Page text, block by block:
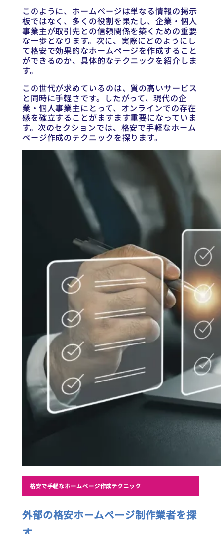
このように、ホームページは単なる情報の掲示
板ではなく、多くの役割を果たし、企業・個人
事業主が取引先との信頼関係を築くための重要
な一歩となります。次に、実際にどのようにし
て格安で効果的なホームページを作成すること
ができるのか、具体的なテクニックを紹介しま
す。
この世代が求めているのは、質の高いサービス
と同時に手軽さです。したがって、現代の企
業・個人事業主にとって、オンラインでの存在
感を確立することがますます重要になっていま
す。次のセクションでは、格安で手軽なホーム
ページ作成のテクニックを探ります。
格安で手軽なホームページ作成テクニック
外部の格安ホームページ制作業者を探